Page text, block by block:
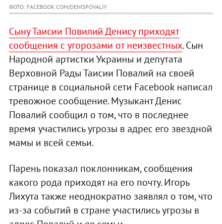
ФОТО: FACEBOOK.COM/DENISPOVALIY
Сыну Таисии Повилий Денису приходят
сообщения с угорозами от неизвестных. Сын
Народной артистки Украины и депутата
Верховной Рады Таисии Повалий на своей
странице в социальной сети Facebook написал
тревожное сообщение. Музыкант Денис
Повалий сообщил о том, что в последнее
время участились угрозы в адрес его звездной
мамы и всей семьи.
Парень показал поклонникам, сообщения
какого рода приходят на его почту. Игорь
Лихута также неоднократно заявлял о том, что
из-за событий в стране участились угрозы в